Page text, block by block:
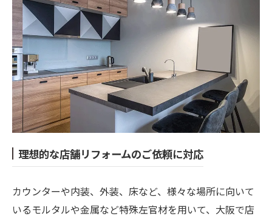
理想的な店舗リフォームのご依頼に対応
カウンターや内装、外装、床など、様々な場所に向いて
いるモルタルや金属など特殊左官材を用いて、大阪で店